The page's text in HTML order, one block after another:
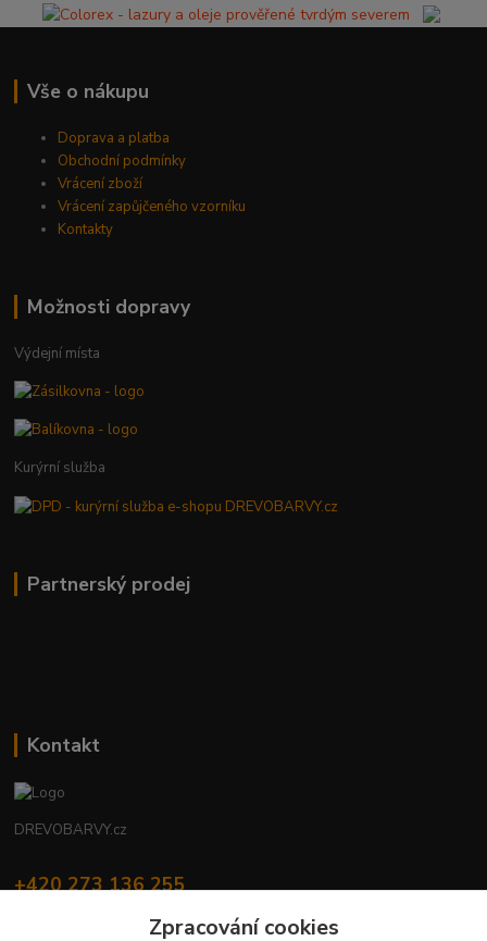
Vše o nákupu
Doprava a platba
Obchodní podmínky
Vrácení zboží
Vrácení zapůjčeného vzorníku
Kontakty
Možnosti dopravy
Výdejní místa
Kurýrní služba
Partnerský prodej
Kontakt
DREVOBARVY.cz
+420 273 136 255
Zpracování cookies